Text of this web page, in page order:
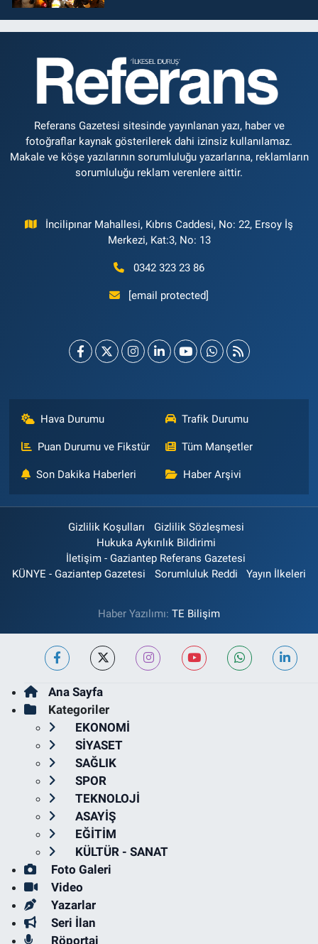
Referans Gazetesi sitesinde yayınlanan yazı, haber ve
fotoğraflar kaynak gösterilerek dahi izinsiz kullanılamaz.
Makale ve köşe yazılarının sorumluluğu yazarlarına, reklamların
sorumluluğu reklam verenlere aittir.
İncilipınar Mahallesi, Kıbrıs Caddesi, No: 22, Ersoy İş
Merkezi, Kat:3, No: 13
0342 323 23 86
[email protected]
Hava Durumu Trafik Durumu
Puan Durumu ve Fikstür Tüm Manşetler
Son Dakika Haberleri Haber Arşivi
Gizlilik Koşulları
Gizlilik Sözleşmesi
Hukuka Aykırılık Bildirimi
İletişim - Gaziantep Referans Gazetesi
KÜNYE - Gaziantep Gazetesi
Sorumluluk Reddi Yayın İlkeleri
Haber Yazılımı: TE Bilişim
Ana Sayfa
Kategoriler
EKONOMİ
SİYASET
SAĞLIK
SPOR
TEKNOLOJİ
ASAYİŞ
EĞİTİM
KÜLTÜR - SANAT
Foto Galeri
Video
Yazarlar
Seri İlan
Röportaj